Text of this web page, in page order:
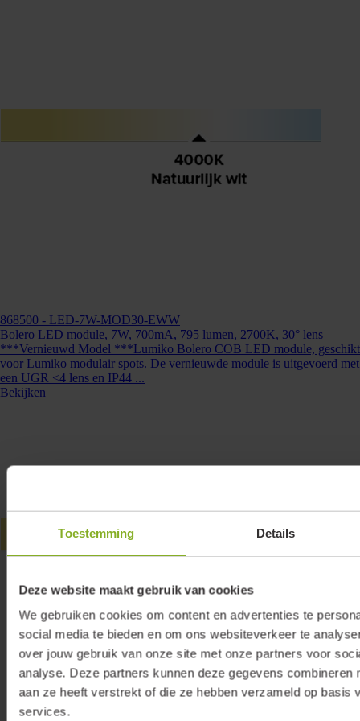
Toestemming Details
Deze website maakt gebruik van cookies
We gebruiken cookies om content en advertenties te
social media te bieden en om ons websiteverkeer te
over jouw gebruik van onze site met onze partners voor
analyse. Deze partners kunnen deze gegevens combineren
aan ze heeft verstrekt of die ze hebben verzameld op basis
services.
868500 - LED-7W-MOD30-EWW
Bolero LED module, 7W, 700mA, 795 lumen, 2700K, 30° lens
***Vernieuwd Model ***Lumiko Bolero COB LED module, geschikt
voor Lumiko modulair spots. De vernieuwde module is uitgevoerd met
een UGR <4 lens en IP44 ...
Bekijken